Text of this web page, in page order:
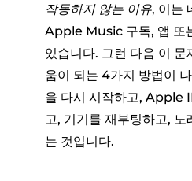
작동하지 않는 이유, 이는
Apple Music 구독, 앱 또
있습니다. 그런 다음 이 문
움이 되는 4가지 방법이
을 다시 시작하고, Apple
고, 기기를 재부팅하고,
는 것입니다.